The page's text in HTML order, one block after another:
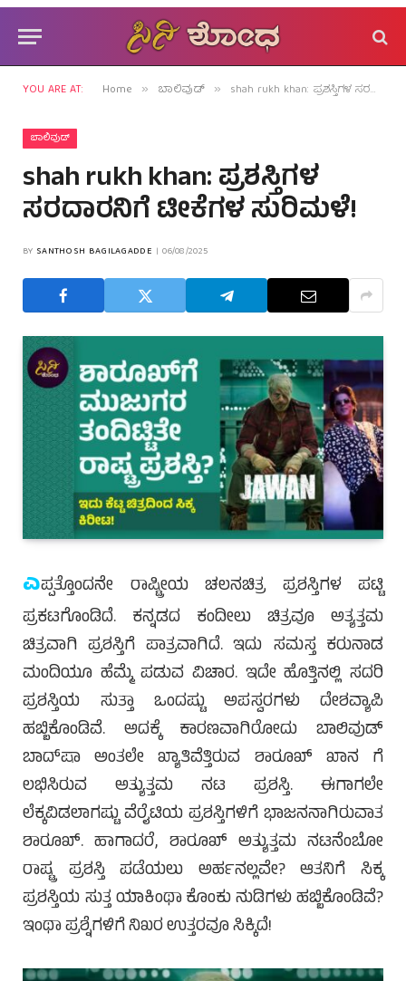
YOU ARE AT: Home » ಬಾಲಿವುಡ್ » shah rukh khan: ಪ್ರಶಸ್ತಿಗಳ ಸರದಾರನಿಗೆ ಟೀಕೆಗಳ ಸುರಿಮಳೆ!
ಬಾಲಿವುಡ್
shah rukh khan: ಪ್ರಶಸ್ತಿಗಳ
ಸರದಾರನಿಗೆ ಟೀಕೆಗಳ ಸುರಿಮಳೆ!
BY SANTHOSH BAGILAGADDE 06/08/2025
ಎಪ್ಪತ್ತೊಂದನೇ ರಾಷ್ಟ್ರೀಯ ಚಲನಚಿತ್ರ ಪ್ರಶಸ್ತಿಗಳ ಪಟ್ಟಿ
ಪ್ರಕಟಗೊಂಡಿದೆ. ಕನ್ನಡದ ಕಂದೀಲು ಚಿತ್ರವೂ ಅತ್ಯತ್ತಮ
ಚಿತ್ರವಾಗಿ ಪ್ರಶಸ್ತಿಗೆ ಪಾತ್ರವಾಗಿದೆ. ಇದು ಸಮಸ್ತ ಕರುನಾಡ
ಮಂದಿಯೂ ಹೆಮ್ಮೆ ಪಡುವ ವಿಚಾರ. ಇದೇ ಹೊತ್ತಿನಲ್ಲಿ ಸದರಿ
ಪ್ರಶಸ್ತಿಯ ಸುತ್ತಾ ಒಂದಷ್ಟು ಅಪಸ್ವರಗಳು ದೇಶವ್ಯಾಪಿ
ಹಬ್ಬಿಕೊಂಡಿವೆ. ಅದಕ್ಕೆ ಕಾರಣವಾಗಿರೋದು ಬಾಲಿವುಡ್
ಬಾದ್‌ಷಾ ಅಂತಲೇ ಖ್ಯಾತಿವೆತ್ತಿರುವ ಶಾರೂಖ್ ಖಾನ ಗೆ
ಲಭಿಸಿರುವ ಅತ್ಯುತ್ತಮ ನಟ ಪ್ರಶಸ್ತಿ. ಈಗಾಗಲೇ
ಲೆಕ್ಕವಿಡಲಾಗಷ್ಟು ವೆರೈಟಿಯ ಪ್ರಶಸ್ತಿಗಳಿಗೆ ಭಾಜನನಾಗಿರುವಾತ
ಶಾರೂಖ್. ಹಾಗಾದರೆ, ಶಾರೂಖ್ ಅತ್ಯುತ್ತಮ ನಟನೆಂಬೋ
ರಾಷ್ಟ್ರ ಪ್ರಶಸ್ತಿ ಪಡೆಯಲು ಅರ್ಹನಲ್ಲವೇ? ಆತನಿಗೆ ಸಿಕ್ಕ
ಪ್ರಶಸ್ತಿಯ ಸುತ್ತ ಯಾಕಿಂಥಾ ಕೊಂಕು ನುಡಿಗಳು ಹಬ್ಬಿಕೊಂಡಿವೆ?
ಇಂಥಾ ಪ್ರಶ್ನೆಗಳಿಗೆ ನಿಖರ ಉತ್ತರವೂ ಸಿಕ್ಕಿದೆ!